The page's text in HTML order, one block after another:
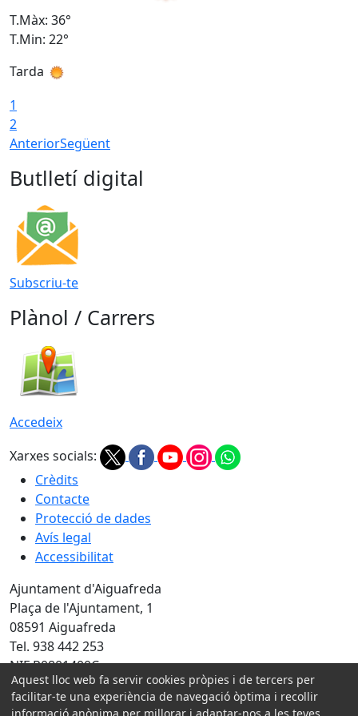
T.Màx: 36°
T.Min: 22°
Tarda
1
2
AnteriorSegüent
Butlletí digital
Subscriu-te
Plànol / Carrers
Accedeix
Xarxes socials:
Crèdits
Contacte
Protecció de dades
Avís legal
Accessibilitat
Ajuntament d'Aiguafreda
Plaça de l'Ajuntament, 1
08591 Aiguafreda
Tel. 938 442 253
NIF P0801400C
Amb la col·laboració de:
Aquest lloc web fa servir cookies pròpies i de tercers per
facilitar-te una experiència de navegació òptima i recollir